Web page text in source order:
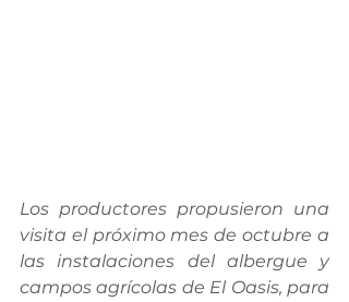
Los productores propusieron una
visita el próximo mes de octubre a
las instalaciones del albergue y
campos agrícolas de El Oasis, para